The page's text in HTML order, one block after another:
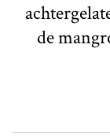
de